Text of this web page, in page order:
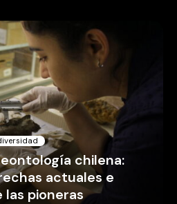
chilena:
actuales e
las pioneras